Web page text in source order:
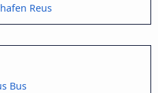
Reus
Bus